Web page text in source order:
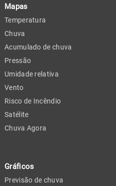
Mapas
Temperatura
Chuva
Acumulado de chuva
Pressão
Umidade relativa
Vento
Risco de Incêndio
Satélite
Chuva Agora
Gráficos
Previsão de chuva